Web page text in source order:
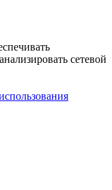
сетевой